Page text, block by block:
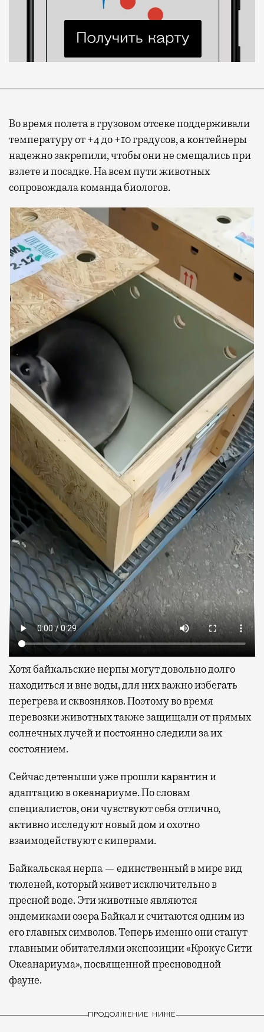
Во время полета в грузовом отсеке поддерживали
температуру от +4 до +10 градусов, а контейнеры
надежно закрепили, чтобы они не смещались при
взлете и посадке. На всем пути животных
сопровождала команда биологов.
Хотя байкальские нерпы могут довольно долго
находиться и вне воды, для них важно избегать
перегрева и сквозняков. Поэтому во время
перевозки животных также защищали от прямых
солнечных лучей и постоянно следили за их
состоянием.
Сейчас детеныши уже прошли карантин и
адаптацию в океанариуме. По словам
специалистов, они чувствуют себя отлично,
активно исследуют новый дом и охотно
взаимодействуют с киперами.
Байкальская нерпа — единственный в мире вид
тюленей, который живет исключительно в
пресной воде. Эти животные являются
эндемиками озера Байкал и считаются одним из
его главных символов. Теперь именно они станут
главными обитателями экспозиции «Крокус Сити
Океанариума», посвященной пресноводной
фауне.
ПРОДОЛЖЕНИЕ НИЖЕ